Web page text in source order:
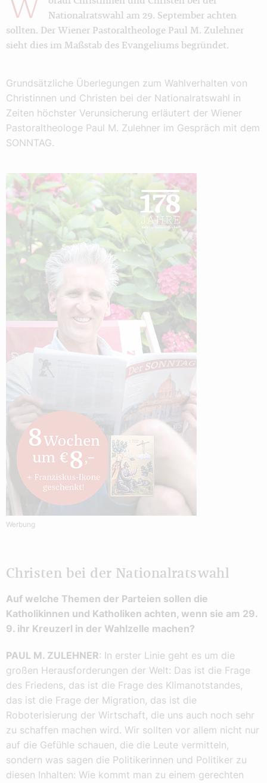
W
Nationalratswahl am 29. September achten
sollten. Der Wiener Pastoraltheologe Paul M. Zulehner
sieht dies im Maßstab des Evangeliums begründet.
Grundsätzliche Überlegungen zum Wahlverhalten von
Christinnen und Christen bei der Nationalratswahl in
Zeiten höchster Verunsicherung erläutert der Wiener
Pastoraltheologe Paul M. Zulehner im Gespräch mit dem
SONNTAG.
Werbung
Christen bei der Nationalratswahl
Auf welche Themen der Parteien sollen die
Katholikinnen und Katholiken achten, wenn sie am 29.
9. ihr Kreuzerl in der Wahlzelle machen?
PAUL M. ZULEHNER: In erster Linie geht es um die
großen Herausforderungen der Welt: Das ist die Frage
des Friedens, das ist die Frage des Klimanotstandes,
das ist die Frage der Migration, das ist die
Roboterisierung der Wirtschaft, die uns auch noch sehr
zu schaffen machen wird. Wir sollten vor allem nicht nur
auf die Gefühle schauen, die die Leute vermitteln,
sondern was sagen die Politikerinnen und Politiker zu
diesen Inhalten: Wie kommt man zu einem gerechten